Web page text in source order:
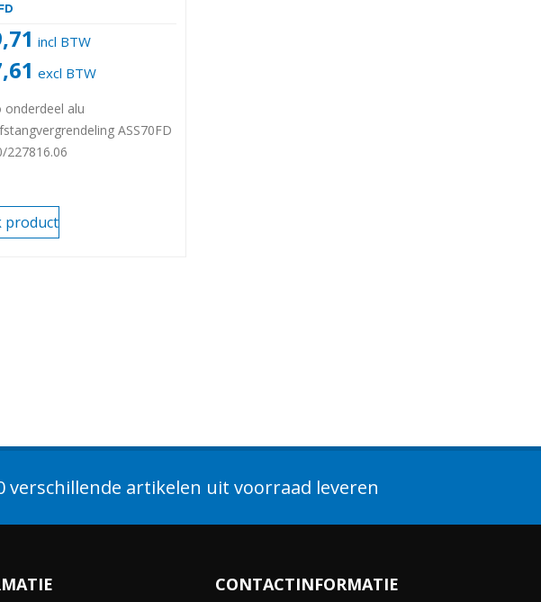
incl BTW
excl BTW
onderdeel alu
ASS70FD
227816.06
product
verschillende artikelen uit voorraad leveren
CONTACTINFORMATIE